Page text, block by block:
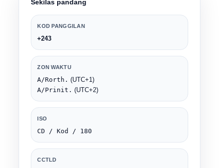
Sekilas pandang
KOD PANGGILAN
+243
ZON WAKTU
A/Rorth. (UTC+1)
A/Prinit. (UTC+2)
ISO
CD / Kod / 180
CCTLD